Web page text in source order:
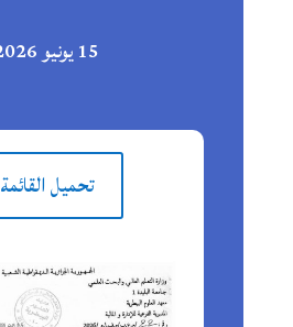
15 يونيو 2026
تحميل القائمة